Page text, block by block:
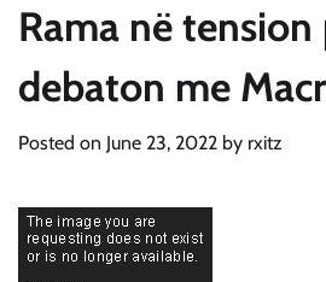
Rama në
debaton me
Posted on June 23, 2022 by rxitz